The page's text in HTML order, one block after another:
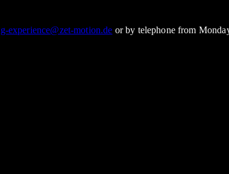
experience@zet-motion.de or by telephone from